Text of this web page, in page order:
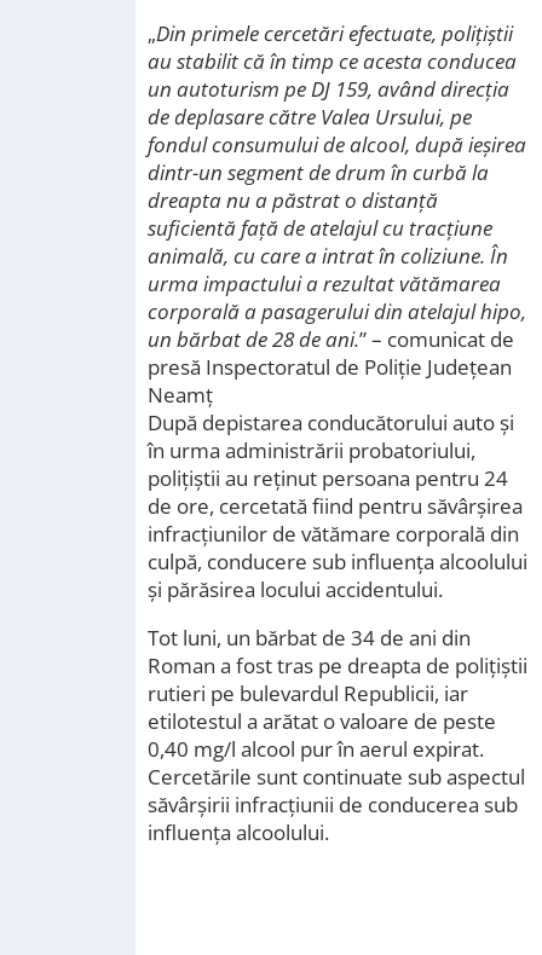
„Din primele cercetări efectuate, polițiștii
au stabilit că în timp ce acesta conducea
un autoturism pe DJ 159, având direcţia
de deplasare către Valea Ursului, pe
fondul consumului de alcool, după ieşirea
dintr-un segment de drum în curbă la
dreapta nu a păstrat o distanţă
suficientă faţă de atelajul cu tracţiune
animală, cu care a intrat în coliziune. În
urma impactului a rezultat vătămarea
corporală a pasagerului din atelajul hipo,
un bărbat de 28 de ani.” – comunicat de
presă Inspectoratul de Poliție Județean
Neamț
După depistarea conducătorului auto și
în urma administrării probatoriului,
polițiștii au reținut persoana pentru 24
de ore, cercetată fiind pentru săvârșirea
infracțiunilor de vătămare corporală din
culpă, conducere sub influența alcoolului
și părăsirea locului accidentului.
Tot luni, un bărbat de 34 de ani din
Roman a fost tras pe dreapta de polițiștii
rutieri pe bulevardul Republicii, iar
etilotestul a arătat o valoare de peste
0,40 mg/l alcool pur în aerul expirat.
Cercetările sunt continuate sub aspectul
săvârșirii infracțiunii de conducerea sub
influența alcoolului.